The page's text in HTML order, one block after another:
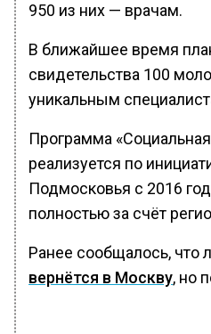
950 из них — врачам.
В ближайшее время
свидетельства 100
уникальным
Программа
реализуется по
Подмосковья с 2016
полностью за счёт
Ранее сообщалось, что
вернётся в Москву, но